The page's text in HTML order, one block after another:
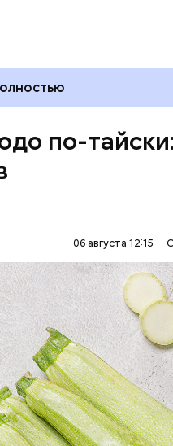
по-
06 августа 12:15